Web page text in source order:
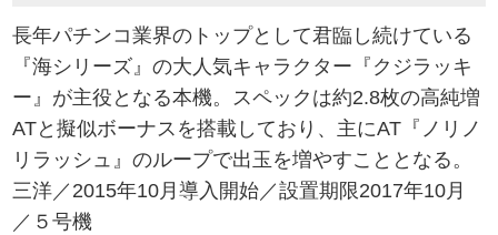
長年パチンコ業界のトップとして君臨し続けている
『海シリーズ』の大人気キャラクター『クジラッキ
ー』が主役となる本機。スペックは約2.8枚の高純増
ATと擬似ボーナスを搭載しており、主にAT『ノリノ
リラッシュ』のループで出玉を増やすこととなる。
三洋／2015年10月導入開始／設置期限2017年10月
／５号機